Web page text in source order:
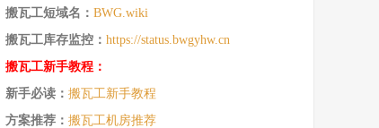
搬瓦工短域名： BWG.wiki
搬瓦工库存监控： https://status.bwgyhw.cn
搬瓦工新手教程：
新手必读： 搬瓦工新手教程
方案推荐： 搬瓦工机房推荐